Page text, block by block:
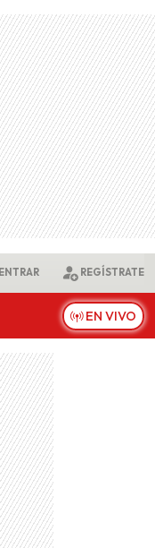
ENTRAR REGÍSTRATE
EN VIVO